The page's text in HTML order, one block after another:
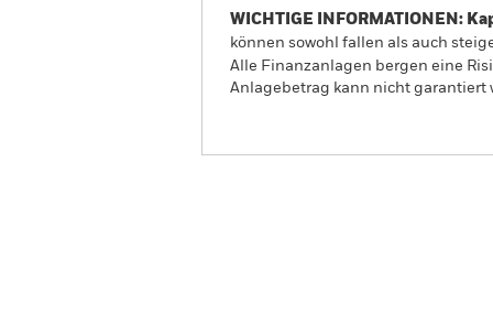
WICHTIGE INFORMATIONEN:
können sowohl fallen als auch
Alle Finanzanlagen bergen eine
Anlagebetrag kann nicht garantiert